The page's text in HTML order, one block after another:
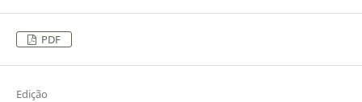
PDF
Edição